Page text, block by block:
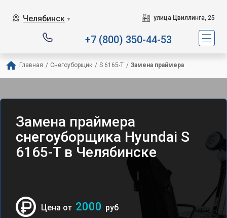
Челябинск ▼ улица Цвиллинга, 25
+7 (800) 350-44-53
Главная / Снегоуборщик / S 6165-T / Замена праймера
Замена праймера
снегоуборщика Hyundai S
6165-T в Челябинске
Цена от 2000 руб